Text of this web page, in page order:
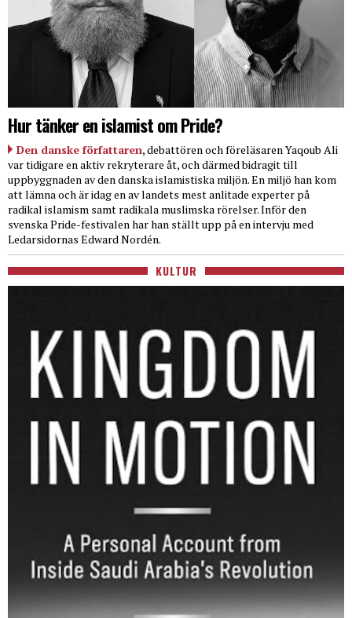
Hur tänker en islamist om Pride?
Den danske författaren, debattören och föreläsaren Yaqoub Ali
var tidigare en aktiv rekryterare åt, och därmed bidragit till
uppbyggnaden av den danska islamistiska miljön. En miljö han kom
att lämna och är idag en av landets mest anlitade experter på
radikal islamism samt radikala muslimska rörelser. Inför den
svenska Pride-festivalen har han ställt upp på en intervju med
Ledarsidornas Edward Nordén.
KULTUR